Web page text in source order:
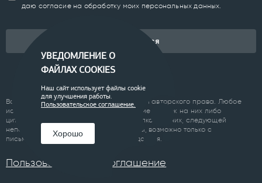
даю согласие на обработку моих персональных данных.
Подписаться
Все материалы сайта являются объектом авторского права. Любое
использование материалов сайта, кроме ссылок на них либо
цитирование с обязательной гиперссылкой на них, следующей
непосредственно до либо после цитаты, возможно только с
письменного разрешения правообладателя.
Пользовательское соглашение
УВЕДОМЛЕНИЕ О
ФАЙЛАХ COOKIES
Наш сайт использует файлы cookie
для улучшения работы.
Пользовательское соглашение.
Хорошо